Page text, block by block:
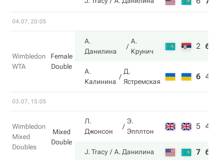
04.07, 20:05
Wimbledon
WTA
Female
Double
А.
Данилина
А.
Крунич
2 6
А.
Калинина
Д.
Ястремская
6 4
03.07, 15:05
Wimbledon
Mixed
Doubles
Mixed
Double
Л.
Джонсон
Э.
Эпплтон
5 4
J. Tracy А. Данилина 7 6